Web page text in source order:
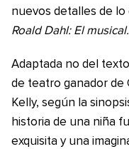
nuevos detalles de
Roald Dahl: El musical.
Adaptada no del
de teatro ganador de
Kelly, según la
historia de una niña
exquisita y una